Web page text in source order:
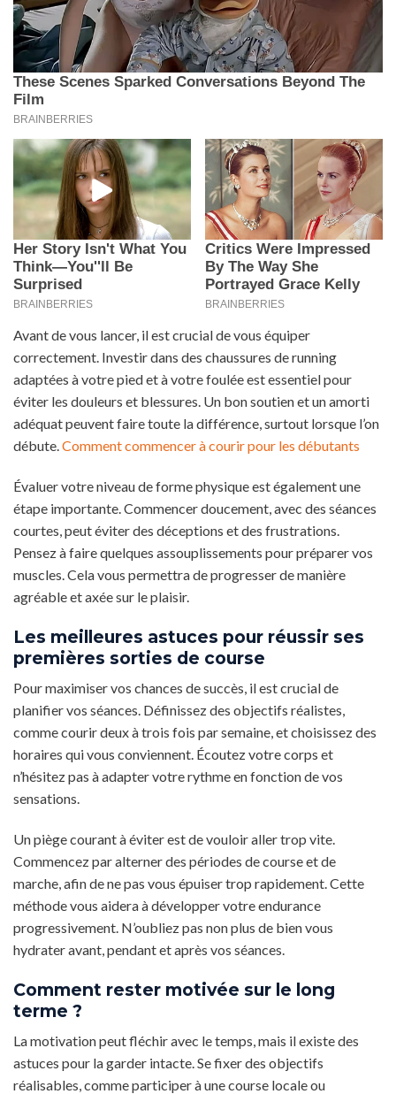
Avant de vous lancer, il est crucial de vous équiper
correctement. Investir dans des chaussures de running
adaptées à votre pied et à votre foulée est essentiel pour
éviter les douleurs et blessures. Un bon soutien et un amorti
adéquat peuvent faire toute la différence, surtout lorsque l’on
débute.Comment commencer à courir pour les débutants
Évaluer votre niveau de forme physique est également une
étape importante. Commencer doucement, avec des séances
courtes, peut éviter des déceptions et des frustrations.
Pensez à faire quelques assouplissements pour préparer vos
muscles. Cela vous permettra de progresser de manière
agréable et axée sur le plaisir.
Les meilleures astuces pour réussir ses
premières sorties de course
Pour maximiser vos chances de succès, il est crucial de
planifier vos séances. Définissez des objectifs réalistes,
comme courir deux à trois fois par semaine, et choisissez des
horaires qui vous conviennent. Écoutez votre corps et
n’hésitez pas à adapter votre rythme en fonction de vos
sensations.
Un piège courant à éviter est de vouloir aller trop vite.
Commencez par alterner des périodes de course et de
marche, afin de ne pas vous épuiser trop rapidement. Cette
méthode vous aidera à développer votre endurance
progressivement. N’oubliez pas non plus de bien vous
hydrater avant, pendant et après vos séances.
Comment rester motivée sur le long
terme ?
La motivation peut fléchir avec le temps, mais il existe des
astuces pour la garder intacte. Se fixer des objectifs
réalisables, comme participer à une course locale ou